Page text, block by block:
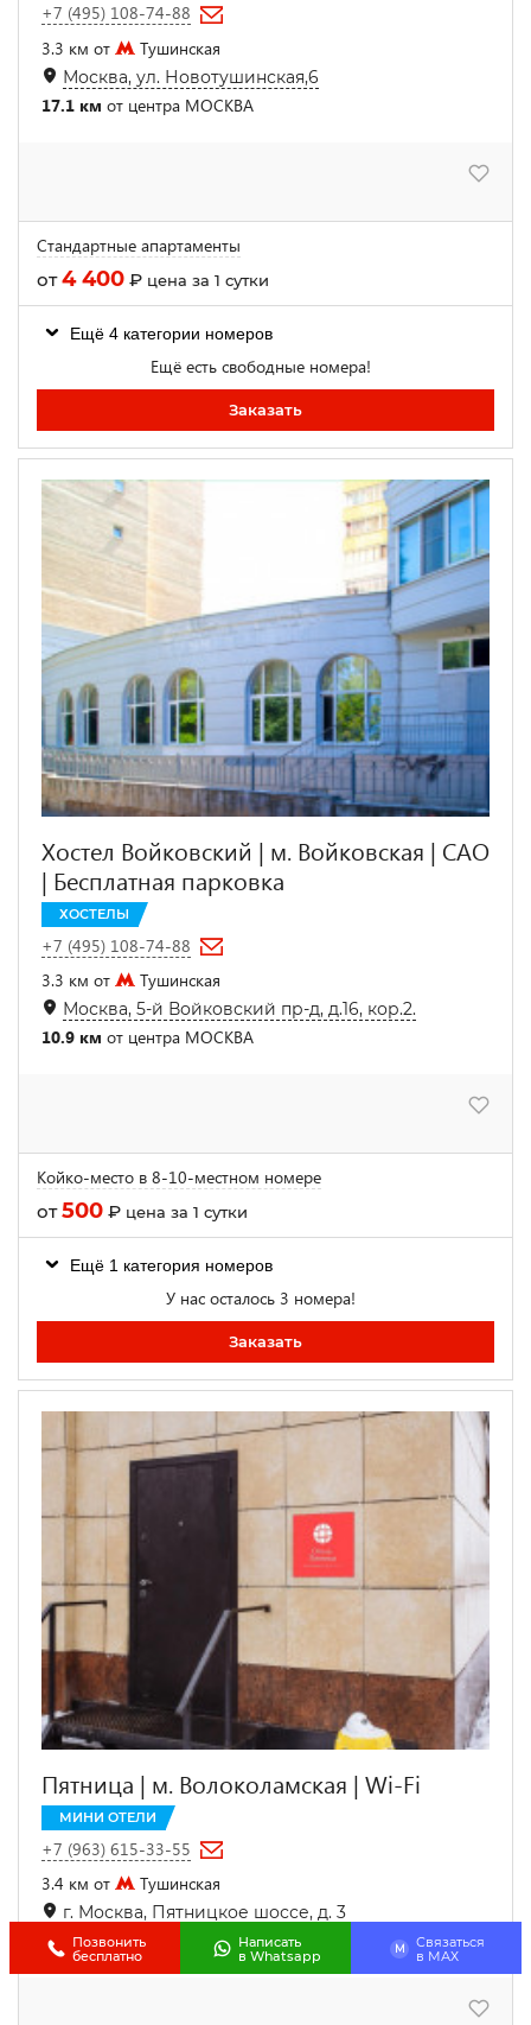
+7 (495) 108-74-88
3.3 км от
Тушинская
Москва, ул. Новотушинская,6
17.1 км от центра МОСКВА
Стандартные апартаменты
от4 400 ₽ цена за 1 сутки
Ещё 4 категории номеров
Ещё есть свободные номера!
Заказать
Хостел Войковский | м. Войковская | САО
| Бесплатная парковка
ХОСТЕЛЫ
+7 (495) 108-74-88
3.3 км от
Тушинская
Москва, 5-й Войковский пр-д, д.16, кор.2.
10.9 км от центра МОСКВА
Койко-место в 8-10-местном номере
от500 ₽ цена за 1 сутки
Ещё 1 категория номеров
У нас осталось 3 номера!
Заказать
Пятница | м. Волоколамская | Wi-Fi
МИНИ ОТЕЛИ
+7 (963) 615-33-55
3.4 км от
Тушинская
г. Москва, Пятницкое шоссе, д. 3
17.2 кмот центра МОСКВА
Позвонить
бесплатно
Написать
в Whatsapp
M
Связаться
в МАХ